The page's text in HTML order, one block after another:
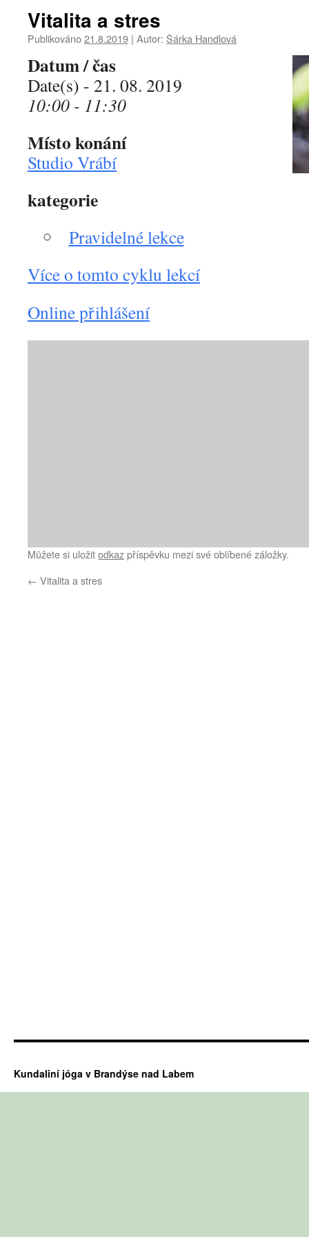
Vitalita a stres
Publikováno21.8.2019 | Autor: Šárka Handlová
Datum / čas
Date(s) - 21. 08. 2019
10:00 - 11:30
Místo konání
Studio Vrábí
kategorie
Pravidelné lekce
Více o tomto cyklu lekcí
Online přihlášení
Můžete si uložitodkazpříspěvku mezi své oblíbené záložky.
← Vitalita a stres
Kundaliní jóga v Brandýse nad Labem